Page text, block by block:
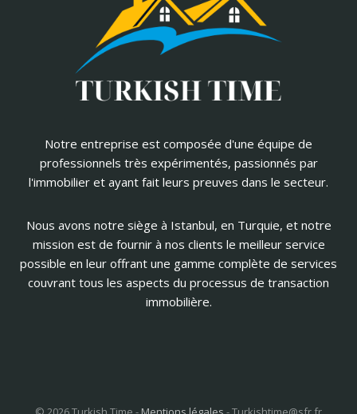
Notre entreprise est composée d'une équipe de
professionnels très expérimentés, passionnés par
l'immobilier et ayant fait leurs preuves dans le secteur.
Nous avons notre siège à Istanbul, en Turquie, et notre
mission est de fournir à nos clients le meilleur service
possible en leur offrant une gamme complète de services
couvrant tous les aspects du processus de transaction
immobilière.